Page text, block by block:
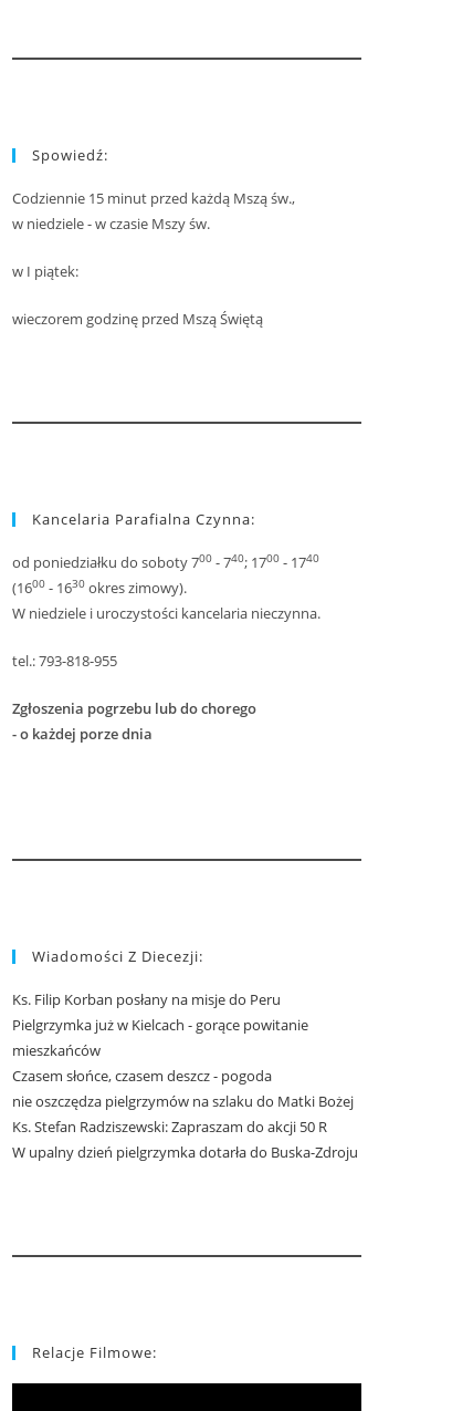
Spowiedź:
Codziennie 15 minut przed każdą Mszą św.,
w niedziele - w czasie Mszy św.
w I piątek:
wieczorem godzinę przed Mszą Świętą
Kancelaria Parafialna Czynna:
od poniedziałku do soboty 700 - 740; 1700 - 1740
(1600 - 1630 okres zimowy).
W niedziele i uroczystości kancelaria nieczynna.
tel.: 793-818-955
Zgłoszenia pogrzebu lub do chorego
- o każdej porze dnia
Wiadomości Z Diecezji:
Ks. Filip Korban posłany na misje do Peru
Pielgrzymka już w Kielcach - gorące powitanie
mieszkańców
Czasem słońce, czasem deszcz - pogoda
nie oszczędza pielgrzymów na szlaku do Matki Bożej
Ks. Stefan Radziszewski: Zapraszam do akcji 50 R
W upalny dzień pielgrzymka dotarła do Buska-Zdroju
Relacje Filmowe: